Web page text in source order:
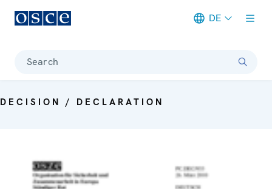
DE
Search
DECISION / DECLARATION